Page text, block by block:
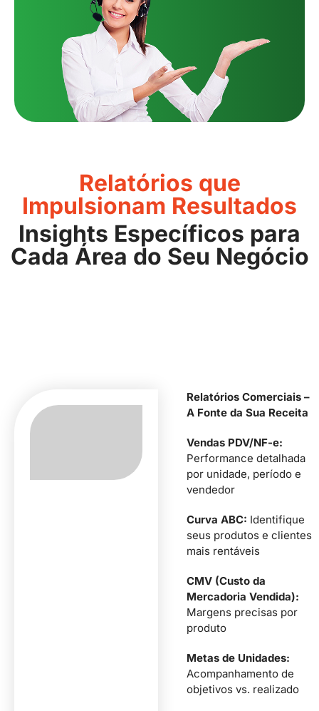
Relatórios que
Impulsionam Resultados
Insights Específicos para
Cada Área do Seu Negócio
Relatórios Comerciais –
A Fonte da Sua Receita
Vendas PDV/NF-e:
Performance detalhada
por unidade, período e
vendedor
Curva ABC: Identifique
seus produtos e clientes
mais rentáveis
CMV (Custo da
Mercadoria Vendida):
Margens precisas por
produto
Metas de Unidades:
Acompanhamento de
objetivos vs. realizado